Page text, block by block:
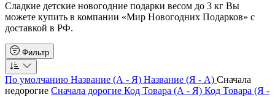
Сладкие детские новогодние подарки весом до 3 кг Вы
можете купить в компании «Мир Новогодних Подарков» с
доставкой в РФ.
Фильтр
По умолчанию Название (А - Я) Название (Я - А) Сначала
недорогие Сначала дорогие Код Товара (А - Я) Код Товара (Я -